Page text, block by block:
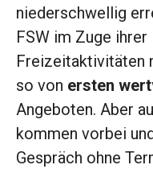
niederschwellig
FSW im Zuge
Freizeitaktivitäten
so von ersten
Angeboten. Aber
kommen vorbei
Gespräch ohne